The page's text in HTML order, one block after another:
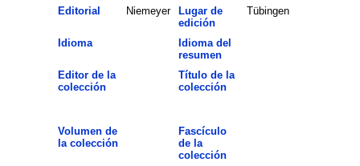
Editorial
Niemeyer
Lugar de
edición
Tübingen
Idioma
Idioma del
resumen
Editor de la
colección
Título de la
colección
Volumen de
la colección
Fascículo
de la
colección